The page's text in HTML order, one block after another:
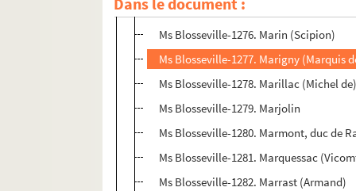
Ms Blosseville-1275. Mariette
Ms Blosseville-1276. Marin (Scipion)
Ms Blosseville-1277. Marigny (Marquis
Ms Blosseville-1278. Marillac (Michel
Ms Blosseville-1279. Marjolin
Ms Blosseville-1280. Marmont, duc de
Ms Blosseville-1281. Marquessac
Ms Blosseville-1282. Marrast (Armand)